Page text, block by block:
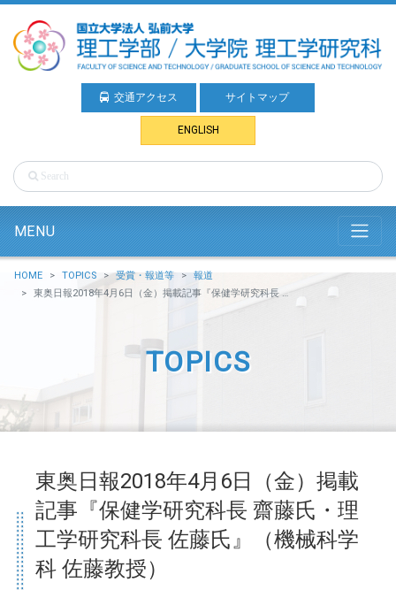
交通アクセス サイトマップ
ENGLISH
MENU
HOME TOPICS 受賞・報道等
報道
東奥日報2018年4月6日（金）掲載記事『保健学研究科長 齋藤氏・理工学研究科長 佐藤氏』（機械科学科 佐藤教授）
TOPICS
東奥日報2018年4月6日（金）掲載
記事『保健学研究科長 齋藤氏・理
工学研究科長 佐藤氏』（機械科学
科 佐藤教授）